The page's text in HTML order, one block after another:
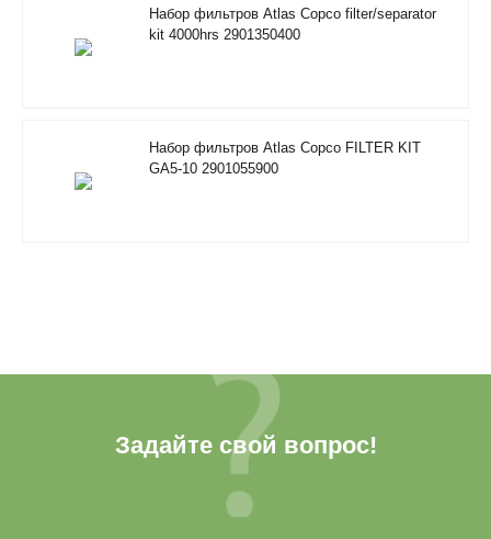
Набор фильтров Atlas Copco filter/separator
kit 4000hrs 2901350400
Набор фильтров Atlas Copco FILTER KIT
GA5-10 2901055900
Задайте свой вопрос!